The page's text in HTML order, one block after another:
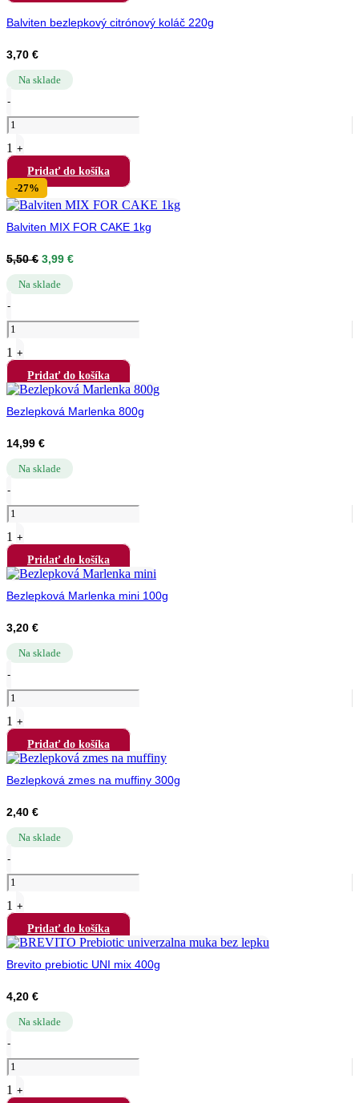
Balviten bezlepkový citrónový koláč 220g
3,70 €
Na sklade
-
1 +
Pridať do košíka
-27%
Balviten MIX FOR CAKE 1kg
5,50€ Pôvodná
bola:
3,99 €Aktuálna
Na sklade
-
1 +
Pridať do košíka
Bezlepková Marlenka 800g
14,99 €
Na sklade
-
1 +
Pridať do košíka
Bezlepková Marlenka mini 100g
3,20 €
Na sklade
-
1 +
Pridať do košíka
Bezlepková zmes na muffiny 300g
2,40 €
Na sklade
-
1 +
Pridať do košíka
Brevito prebiotic UNI mix 400g
4,20 €
Na sklade
-
1 +